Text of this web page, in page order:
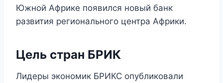
Южной Африке появился новый банк
развития регионального центра Африки.
Цель стран БРИК
Лидеры экономик БРИКС опубликовали